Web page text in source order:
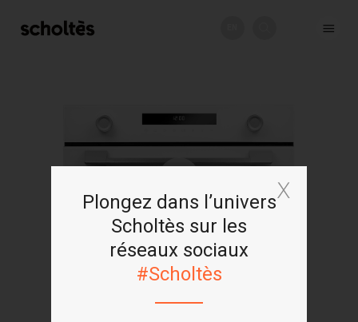
Plongez dans l’univers
Scholtès sur les
réseaux sociaux
#Scholtès